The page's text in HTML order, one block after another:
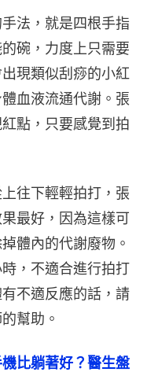
法，就是四根手指
碗，力度上只需要
現類似刮痧的小紅
血液流通代謝。張
點，只要感覺到拍
往下輕輕拍打，張
最好，因為這樣可
體內的代謝廢物。
，不適合進行拍打
不適反應的話，請
幫助。
比躺著好？醫生盤